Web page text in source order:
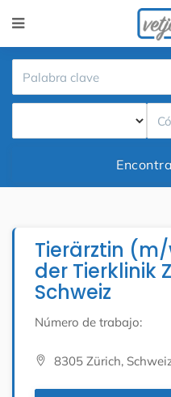
Tierärztin
der Tierklinik
Schweiz
Número de trabajo:
8305 Zürich,